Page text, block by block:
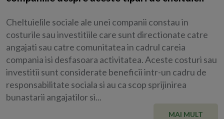
Cheltuielile sociale ale unei companii constau in
costurile sau investitiile care sunt directionate catre
angajati sau catre comunitatea in cadrul careia
compania isi desfasoara activitatea. Aceste costuri sau
investitii sunt considerate beneficii intr-un cadru de
responsabilitate sociala si au ca scop sprijinirea
bunastarii angajatilor si...
MAI MULT